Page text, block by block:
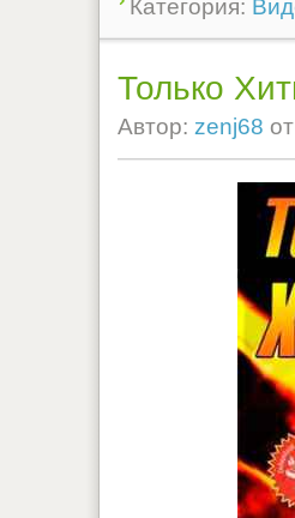
Категория:
Только
Автор: zenj68